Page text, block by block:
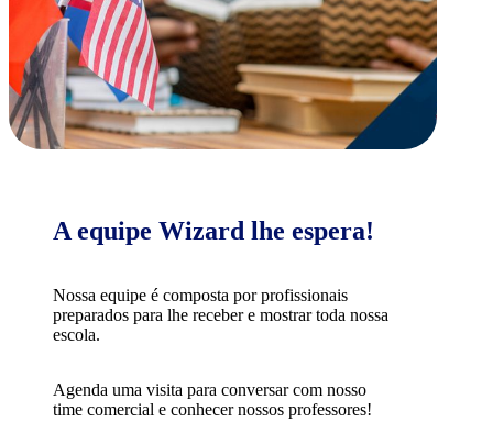
A equipe Wizard lhe espera!
Nossa equipe é composta por profissionais
preparados para lhe receber e mostrar toda nossa
escola.
Agenda uma visita para conversar com nosso
time comercial e conhecer nossos professores!